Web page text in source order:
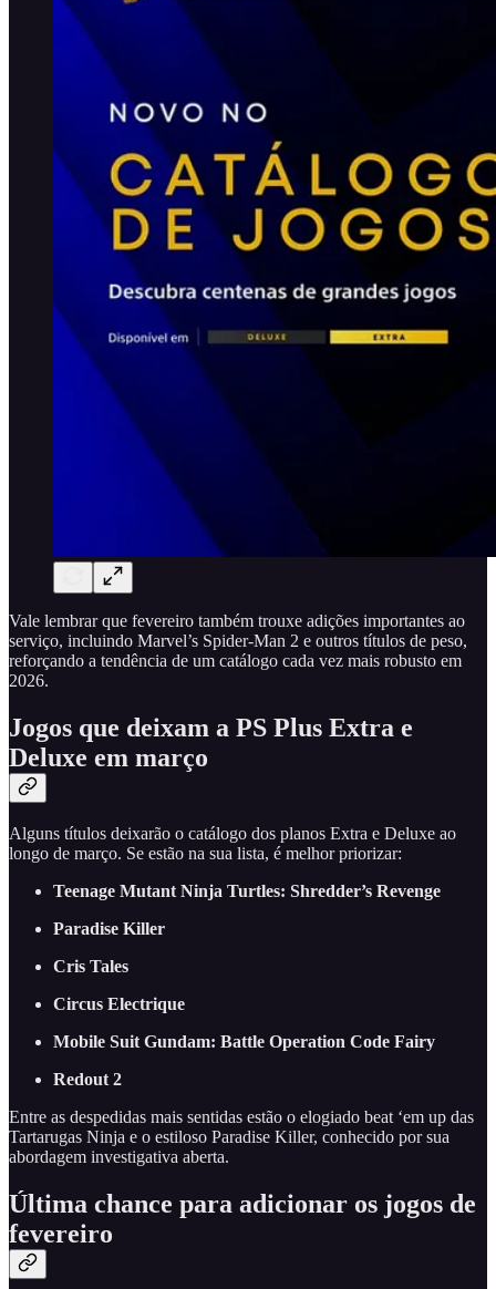
Vale lembrar que fevereiro também trouxe adições importantes ao
serviço, incluindo Marvel’s Spider-Man 2 e outros títulos de peso,
reforçando a tendência de um catálogo cada vez mais robusto em
2026.
Jogos que deixam a PS Plus Extra e
Deluxe em março
Alguns títulos deixarão o catálogo dos planos Extra e Deluxe ao
longo de março. Se estão na sua lista, é melhor priorizar:
Teenage Mutant Ninja Turtles: Shredder’s Revenge
Paradise Killer
Cris Tales
Circus Electrique
Mobile Suit Gundam: Battle Operation Code Fairy
Redout 2
Entre as despedidas mais sentidas estão o elogiado beat ‘em up das
Tartarugas Ninja e o estiloso Paradise Killer, conhecido por sua
abordagem investigativa aberta.
Última chance para adicionar os jogos de
fevereiro